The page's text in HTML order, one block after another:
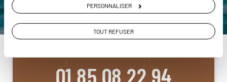
PERSONNALISER
TOUT REFUSER
DEMANDER UN DEVIS
ou
01 85 08 22 94